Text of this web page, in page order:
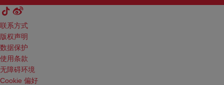
联系方式
版权声明
数据保护
使用条款
无障碍环境
Cookie 偏好